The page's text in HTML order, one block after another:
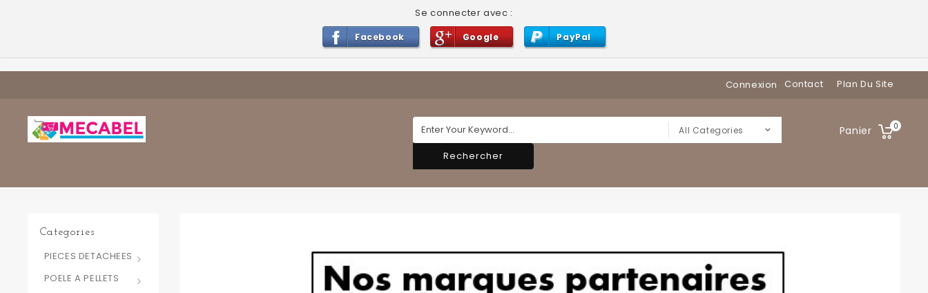
Se connecter avec :
Facebook Google PayPal
Contact Plan Du Site
Connexion
Panier 0
All Categories
Rechercher
Categories
PIECES DETACHEES
POELE A PELLETS